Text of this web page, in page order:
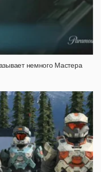
немного Мастера